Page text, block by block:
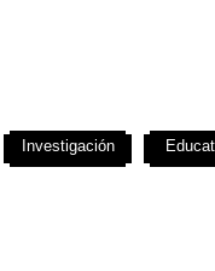
Investigación